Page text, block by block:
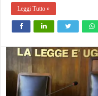
Leggi Tutto »